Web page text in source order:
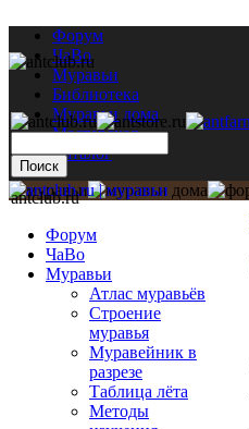
Форум
ЧаВо
Муравьи
Библиотека
Муравьи дома
Мастерская
Каталог
antclub.ru
Форум
ЧаВо
Муравьи
Атлас муравьёв
Строение
муравья
Муравейник в
разрезе
Таблица лёта
Методы